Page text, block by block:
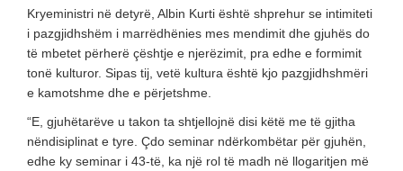
Kryeministri në detyrë, Albin Kurti është shprehur se intimiteti
i pazgjidhshëm i marrëdhënies mes mendimit dhe gjuhës do
të mbetet përherë çështje e njerëzimit, pra edhe e formimit
tonë kulturor. Sipas tij, vetë kultura është kjo pazgjidhshmëri
e kamotshme dhe e përjetshme.
“E, gjuhëtarëve u takon ta shtjellojnë disi këtë me të gjitha
nëndisiplinat e tyre. Çdo seminar ndërkombëtar për gjuhën,
edhe ky seminar i 43-të, ka një rol të madh në llogaritjen më